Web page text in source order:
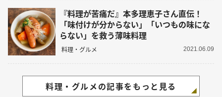
『料理が苦痛だ』本多理恵子さん直伝！
「味付けが分からない」「いつもの味にな
らない」を救う薄味料理
料理・グルメ 2021.06.09
料理・グルメの記事をもっと見る